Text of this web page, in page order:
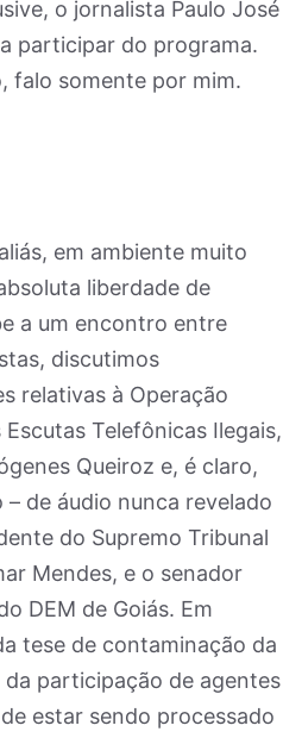
o jornalista Paulo José
participar do programa.
falo somente por mim.
em ambiente muito
liberdade de
a um encontro entre
discutimos
relativas à Operação
Telefônicas Ilegais,
Queiroz e, é claro,
de áudio nunca revelado
do Supremo Tribunal
Mendes, e o senador
DEM de Goiás. Em
tese de contaminação da
participação de agentes
estar sendo processado